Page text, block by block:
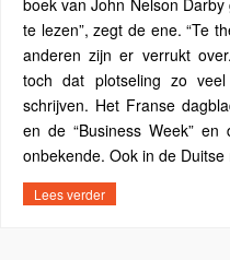
boek van John Nelson
te lezen”, zegt de ene. “Te
anderen zijn er verrukt
toch dat plotseling zo
schrijven. Het Franse
en de “Business Week” en
onbekende. Ook in de
Lees verder